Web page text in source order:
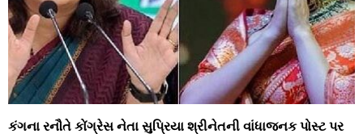
કંગના રનૌતે કોંગ્રેસ નેતા સુપ્રિયા શ્રીનેતની વાંધાજનક પોસ્ટ પર